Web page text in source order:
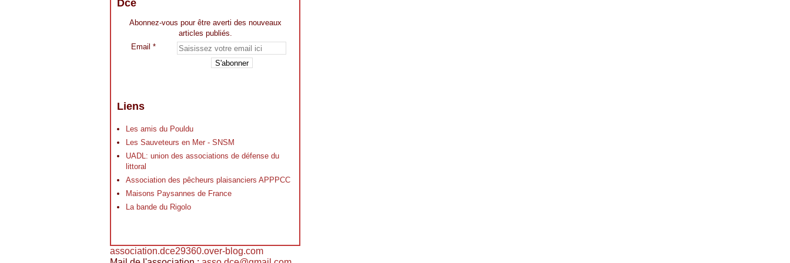
Dce
Abonnez-vous pour être averti des nouveaux
articles publiés.
Email
Liens
Les amis du Pouldu
Les Sauveteurs en Mer - SNSM
UADL: union des associations de défense du
littoral
Association des pêcheurs plaisanciers APPPCC
Maisons Paysannes de France
La bande du Rigolo
association.dce29360.over-blog.com